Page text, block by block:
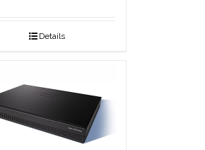
Details